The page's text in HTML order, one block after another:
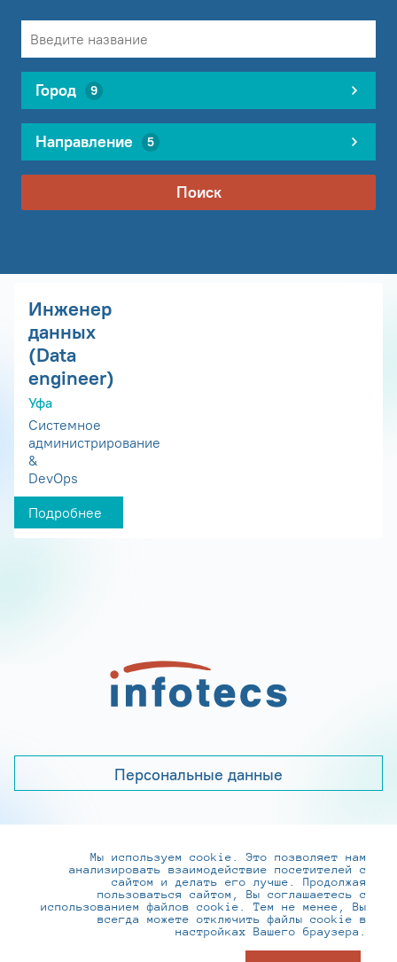
Город 9
Направление 5
Поиск
Инженер
данных
(Data
engineer)
Уфа
Системное
администрирование
&
DevOps
Подробнее
Персональные данные
+7 (495) 737-6192, 8-800-250-0-260
practice@infotecs.ru,hr@infotecs.ru
127273, г. Москва, Отрадная ул., 2Б строение 1
Мы используем cookie. Это позволяет нам
анализировать взаимодействие посетителей с
сайтом и делать его лучше. Продолжая
пользоваться сайтом, Вы соглашаетесь с
использованием файлов cookie. Тем не менее, Вы
всегда можете отключить файлы cookie в
настройках Вашего браузера.